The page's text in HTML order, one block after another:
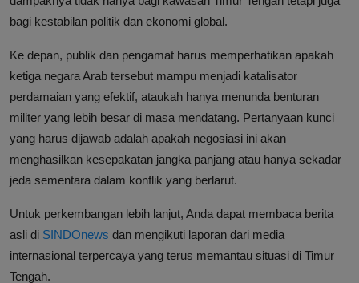
bagi kestabilan politik dan ekonomi global.
Ke depan, publik dan pengamat harus memperhatikan apakah
ketiga negara Arab tersebut mampu menjadi katalisator
perdamaian yang efektif, ataukah hanya menunda benturan
militer yang lebih besar di masa mendatang. Pertanyaan kunci
yang harus dijawab adalah apakah negosiasi ini akan
menghasilkan kesepakatan jangka panjang atau hanya sekadar
jeda sementara dalam konflik yang berlarut.
Untuk perkembangan lebih lanjut, Anda dapat membaca berita
asli di SINDOnews dan mengikuti laporan dari media
internasional terpercaya yang terus memantau situasi di Timur
Tengah.